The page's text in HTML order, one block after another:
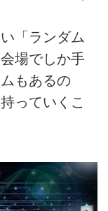
「ランダム
場でしか手
もあるの
っていくこ